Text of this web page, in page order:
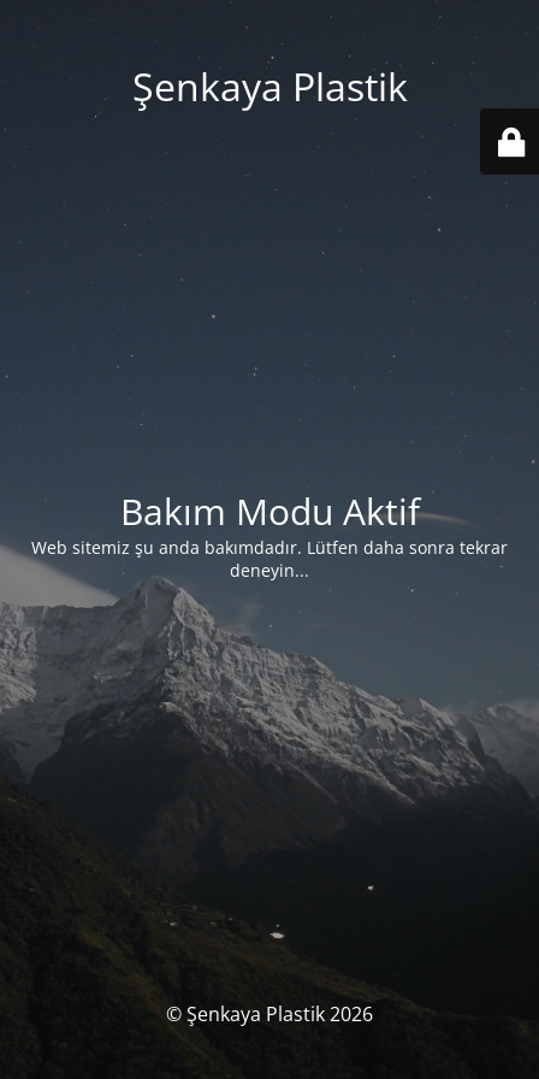
Şenkaya Plastik
Bakım Modu Aktif
Web sitemiz şu anda bakımdadır. Lütfen daha sonra tekrar
deneyin...
© Şenkaya Plastik 2026